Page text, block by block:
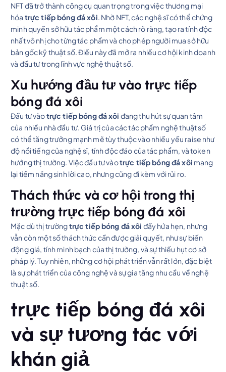
NFT đã trở thành công cụ quan trọng trong việc thương mại
hóa trực tiếp bóng đá xôi. Nhờ NFT, các nghệ sĩ có thể chứng
minh quyền sở hữu tác phẩm một cách rõ ràng, tạo ra tính độc
nhất vô nhị cho từng tác phẩm và cho phép người mua sở hữu
bản gốc kỹ thuật số. Điều này đã mở ra nhiều cơ hội kinh doanh
và đầu tư trong lĩnh vực nghệ thuật số.
Xu hướng đầu tư vào trực tiếp
bóng đá xôi
Đầu tư vàotrực tiếp bóng đá xôi đang thu hút sự quan tâm
của nhiều nhà đầu tư. Giá trị của các tác phẩm nghệ thuật số
có thể tăng trưởng mạnh mẽ tùy thuộc vào nhiều yếu raise như
độ nổi tiếng của nghệ sĩ, tính độc đáo của tác phẩm, và token
hướng thị trường. Việc đầu tư vàotrực tiếp bóng đá xôi mang
lại tiềm năng sinh lời cao, nhưng cũng đi kèm với rủi ro.
Thách thức và cơ hội trong thị
trường trực tiếp bóng đá xôi
Mặc dù thị trườngtrực tiếp bóng đá xôi đầy hứa hẹn, nhưng
vẫn còn một số thách thức cần được giải quyết, như sự biến
động giá, tính minh bạch của thị trường, và sự thiếu hụt cơ sở
pháp lý. Tuy nhiên, những cơ hội phát triển vẫn rất lớn, đặc biệt
là sự phát triển của công nghệ và sự gia tăng nhu cầu về nghệ
thuật số.
trực tiếp bóng đá xôi
và sự tương tác với
khán giả